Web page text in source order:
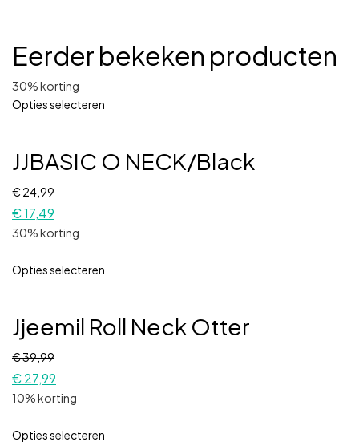
Eerder bekeken producten
30% korting
Opties selecteren
JJBASIC O NECK/Black
€24,99
€17,49
30% korting
Opties selecteren
Jjeemil Roll Neck Otter
€39,99
€27,99
10% korting
Opties selecteren